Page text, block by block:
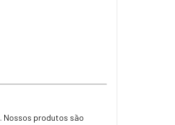
. Nossos produtos são